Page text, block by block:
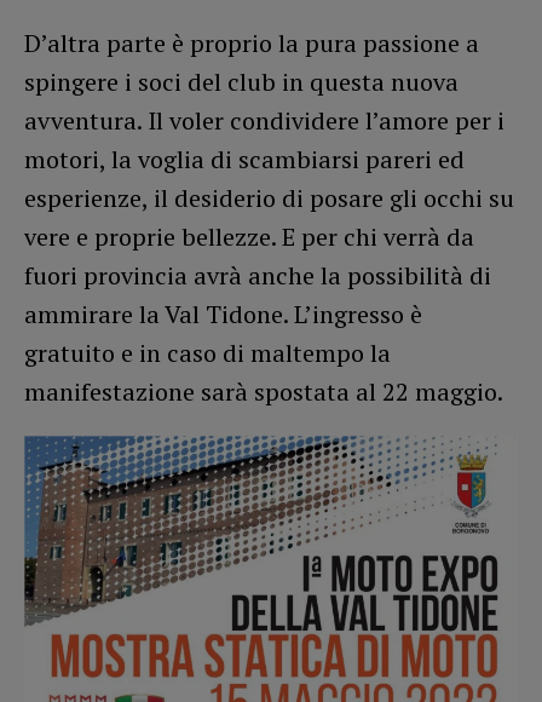
D’altra parte è proprio la pura passione a
spingere i soci del club in questa nuova
avventura. Il voler condividere l’amore per i
motori, la voglia di scambiarsi pareri ed
esperienze, il desiderio di posare gli occhi su
vere e proprie bellezze. E per chi verrà da
fuori provincia avrà anche la possibilità di
ammirare la Val Tidone. L’ingresso è
gratuito e in caso di maltempo la
manifestazione sarà spostata al 22 maggio.